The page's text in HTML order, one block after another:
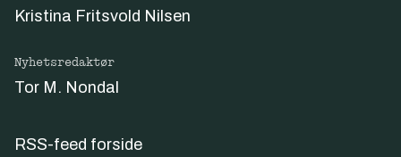
Kristina Fritsvold Nilsen
Nyhetsredaktør
Tor M. Nondal
RSS-feed forside